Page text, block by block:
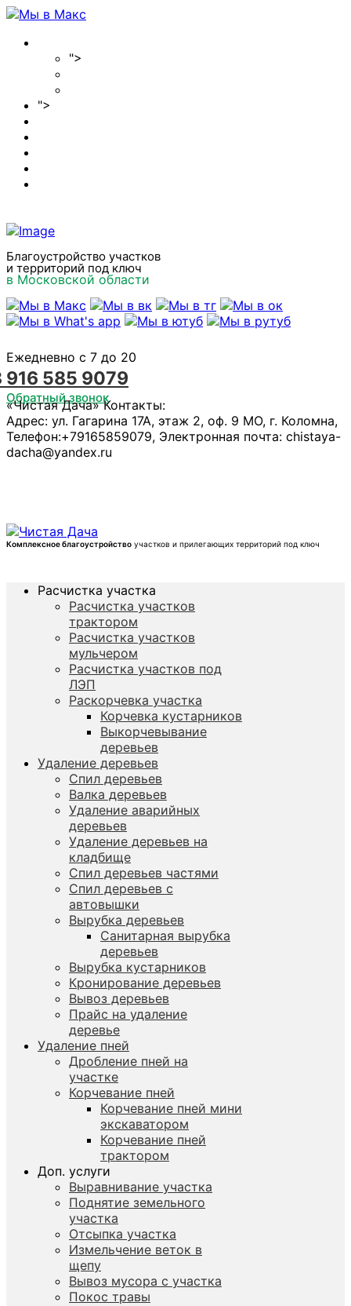
">
">
Благоустройство участков
и территорий под ключ
в Московской области
Ежедневно с 7 до 20
916 585 9079
Обратный звонок
«Чистая Дача»Контакты:
Адрес: ул. Гагарина 17А, этаж 2, оф. 9 МО, г. Коломна,
Телефон:+79165859079, Электронная почта: chistaya-
dacha@yandex.ru
Комплексное благоустройство участков и прилегающих территорий под ключ
Расчистка участка
Расчистка участков
трактором
Расчистка участков
мульчером
Расчистка участков под
ЛЭП
Раскорчевка участка
Корчевка кустарников
Выкорчевывание
деревьев
Удаление деревьев
Спил деревьев
Валка деревьев
Удаление аварийных
деревьев
Удаление деревьев на
кладбище
Спил деревьев частями
Спил деревьев с
автовышки
Вырубка деревьев
Санитарная вырубка
деревьев
Вырубка кустарников
Кронирование деревьев
Вывоз деревьев
Прайс на удаление
деревье
Удаление пней
Дробление пней на
участке
Корчевание пней
Корчевание пней мини
экскаватором
Корчевание пней
трактором
Доп. услуги
Выравнивание участка
Поднятие земельного
участка
Отсыпка участка
Измельчение веток в
щепу
Вывоз мусора с участка
Покос травы